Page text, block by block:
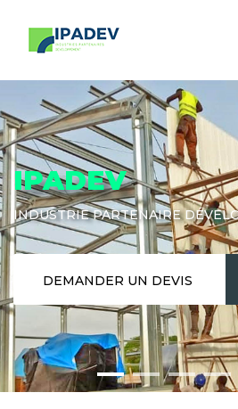
IPADEV
INDUSTRIE PARTENAIRE
DEMANDER UN DEVIS